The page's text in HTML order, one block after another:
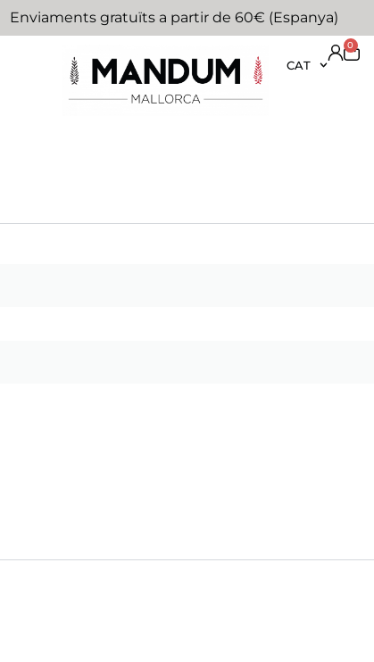
Enviaments gratuïts a partir de 60€ (Espanya)
CAT
0